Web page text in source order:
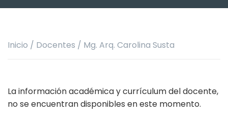
Inicio / Docentes / Mg. Arq. Carolina Susta
La información académica y currículum del docente,
no se encuentran disponibles en este momento.